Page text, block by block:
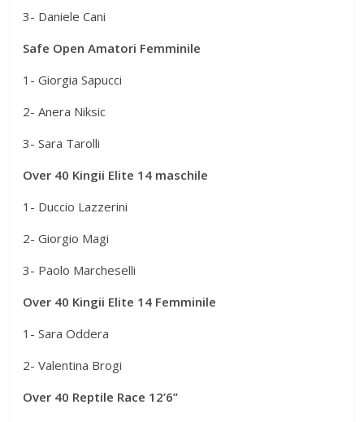
3- Daniele Cani
Safe Open Amatori Femminile
1- Giorgia Sapucci
2- Anera Niksic
3- Sara Tarolli
Over 40 Kingii Elite 14 maschile
1- Duccio Lazzerini
2- Giorgio Magi
3- Paolo Marcheselli
Over 40 Kingii Elite 14 Femminile
1- Sara Oddera
2- Valentina Brogi
Over 40 Reptile Race 12’6”